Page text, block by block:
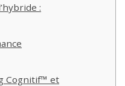
:
Cognitif™ et